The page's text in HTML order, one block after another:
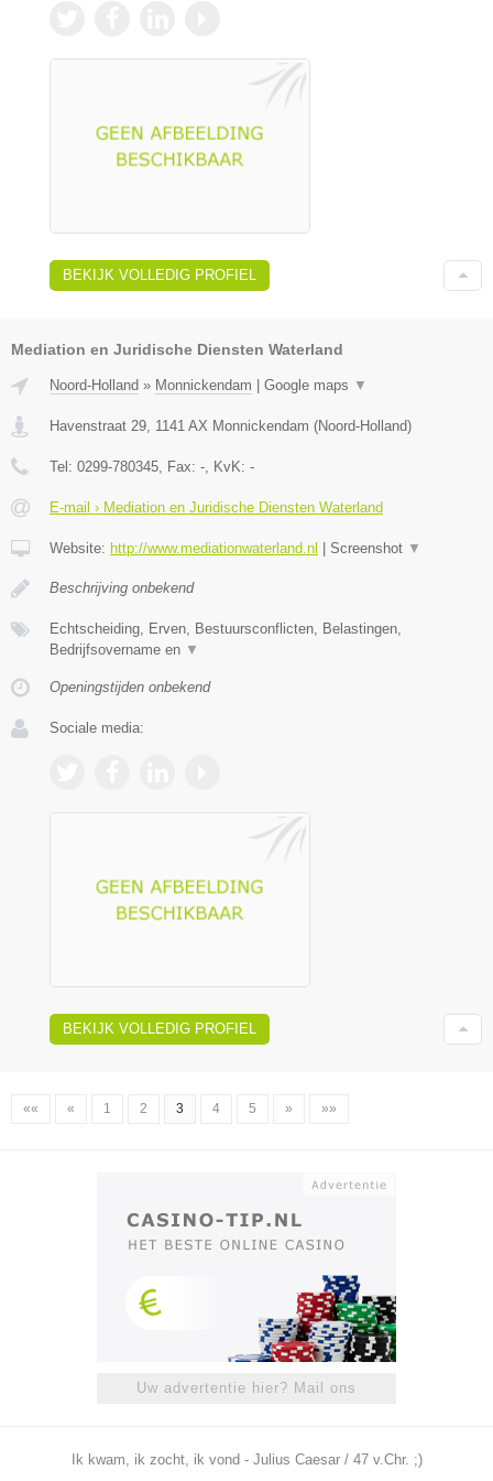
BEKIJK VOLLEDIG PROFIEL
Mediation en Juridische Diensten Waterland
Noord-Holland » Monnickendam Google maps ▼
Havenstraat 29, 1141 AX Monnickendam (Noord-Holland)
Tel: 0299-780345, Fax: -, KvK: -
E-mail › Mediation en Juridische Diensten Waterland
Website: http://www.mediationwaterland.nl Screenshot ▼
Beschrijving onbekend
Echtscheiding, Erven, Bestuursconflicten, Belastingen,
Bedrijfsovername en ▼
Openingstijden onbekend
Sociale media:
BEKIJK VOLLEDIG PROFIEL
«« « 1 2 3 4 5 » »»
Uw advertentie hier? Mail ons
Ik kwam, ik zocht, ik vond - Julius Caesar / 47 v.Chr. ;)